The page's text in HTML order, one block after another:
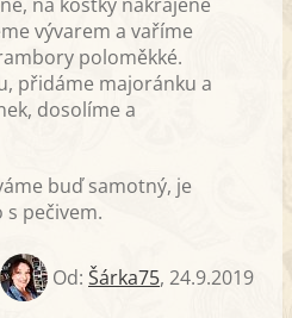
vývarem a vaříme
poloměkké.
přidáme majoránku a
dosolíme a
buď samotný, je
s pečivem.
Od: Šárka75, 24.9.2019